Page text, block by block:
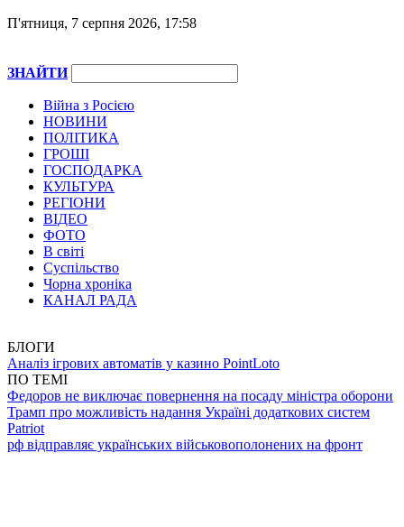
П'ятниця, 7 серпня 2026, 17:58
ЗНАЙТИ
Війна з Росією
НОВИНИ
ПОЛІТИКА
ГРОШІ
ГОСПОДАРКА
КУЛЬТУРА
РЕГІОНИ
ВІДЕО
ФОТО
В світі
Суспільство
Чорна хроніка
КАНАЛ РАДА
БЛОГИ
Аналіз ігрових автоматів у казино PointLoto
ПО ТЕМІ
Федоров не виключає повернення на посаду міністра оборони
Трамп про можливість надання Україні додаткових систем
Patriot
рф відправляє українських військовополонених на фронт